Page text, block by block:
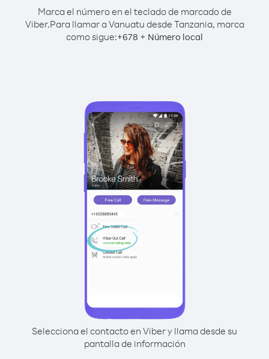
Marca el número en el teclado de marcado de
Viber.Para llamar a Vanuatu desde Tanzania, marca
como sigue:+678 + Número local
Selecciona el contacto en Viber y llama desde su
pantalla de información